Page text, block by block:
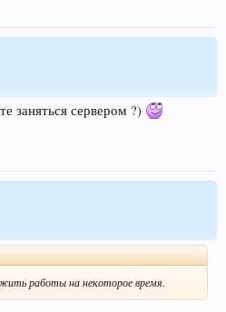
заняться сервером ?)
работы на некоторое время.